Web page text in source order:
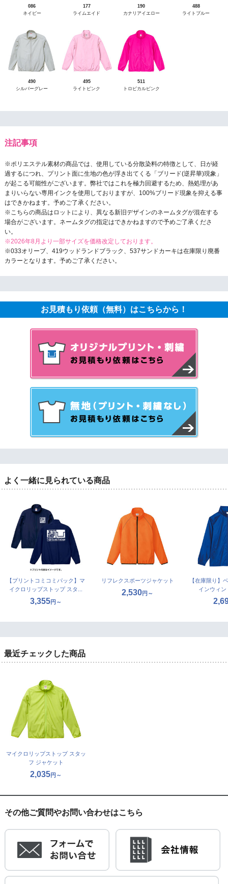
086
ネイビー
177
ライムエイド
190
カナリアイエロー
488
ライトブルー
490
シルバーグレー
495
ライトピンク
511
トロピカルピンク
注記事項
※ポリエステル素材の商品では、使用している分散染料の特徴として、日が経
過するにつれ、プリント面に生地の色が浮き出てくる「ブリード(逆昇華)現象」
が起こる可能性がございます。弊社ではこれを極力回避するため、熱処理があ
まりいらない専用インクを使用しておりますが、100%ブリード現象を抑える事
はできかねます。予めご了承ください。
※こちらの商品はロットにより、異なる新旧デザインのネームタグが混在する
場合がございます。ネームタグの指定はできかねますので予めご了承くださ
い。
※2026年8月より一部サイズを価格改定しております。
※033オリーブ、419ウッドランドブラック、537サンドカーキは在庫限り廃番
カラーとなります。予めご了承ください。
お見積もり依頼（無料）はこちらから！
よく一緒に見られている商品
【プリントコミコミパック】マ
イクロリップストップ スタ...
3,355円～
リフレクスポーツジャケット
2,530円～
【在庫限り】
インウィ
最近チェックした商品
マイクロリップストップ スタッ
フ ジャケット
2,035円～
その他ご質問やお問い合わせはこちら